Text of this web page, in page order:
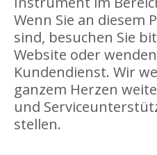
Wenn Sie an diesem
sind, besuchen Sie
Website oder
Kundendienst. Wir
ganzem Herzen
und
stellen.